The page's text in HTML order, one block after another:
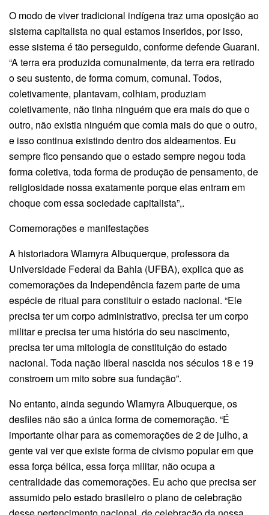
O modo de viver tradicional indígena traz uma oposição ao
sistema capitalista no qual estamos inseridos, por isso,
esse sistema é tão perseguido, conforme defende Guarani.
“A terra era produzida comunalmente, da terra era retirado
o seu sustento, de forma comum, comunal. Todos,
coletivamente, plantavam, colhiam, produziam
coletivamente, não tinha ninguém que era mais do que o
outro, não existia ninguém que comia mais do que o outro,
e isso continua existindo dentro dos aldeamentos. Eu
sempre fico pensando que o estado sempre negou toda
forma coletiva, toda forma de produção de pensamento, de
religiosidade nossa exatamente porque elas entram em
choque com essa sociedade capitalista”,.
Comemorações e manifestações
A historiadora Wlamyra Albuquerque, professora da
Universidade Federal da Bahia (UFBA), explica que as
comemorações da Independência fazem parte de uma
espécie de ritual para constituir o estado nacional. “Ele
precisa ter um corpo administrativo, precisa ter um corpo
militar e precisa ter uma história do seu nascimento,
precisa ter uma mitologia de constituição do estado
nacional. Toda nação liberal nascida nos séculos 18 e 19
constroem um mito sobre sua fundação”.
No entanto, ainda segundo Wlamyra Albuquerque, os
desfiles não são a única forma de comemoração. “É
importante olhar para as comemorações de 2 de julho, a
gente vai ver que existe forma de civismo popular em que
essa força bélica, essa força militar, não ocupa a
centralidade das comemorações. Eu acho que precisa ser
assumido pelo estado brasileiro o plano de celebração